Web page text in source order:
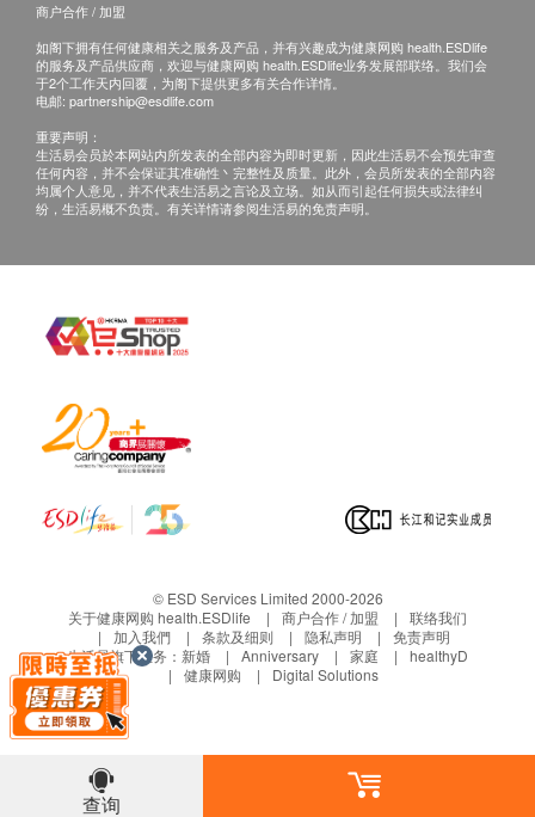
适用于NEX Sparkling One 气泡水/梳打水机
不锈钢材质
225.9g
如破损不可使用
建议开始使用12个月后更换新的
于签收前，客户不能拆开包装盒验货。速递员会于客
户签收后离开，未能等待开机试用。
如收件人未能亲自签收，可委托他人签收。
签收后，如商品出现质量问题，如功能性故障。请您
即时联系香港洁净水有限公司客户服务中心，电话
34660000。
所有于香港洁净水有限公司购买之货品，不论是香港
保用日期为收货 / 取货 / 安装日期开始计算，客户
无需登记。
NEX 电解水机产品
电解版保养: 10年
电解板如完全未能进行酸碱值调整(利用测试剂)或
完全不能制造活性氢(ORP), 则属电解版失效, 本公
司会提供维修。
电解板维修, 客户需自携至本公司维修中心处理。
如需专人上门收机、拆机或送货、重装费用, 收费
为每次$450。
香港洁净水有限公司提供NEX 电解水机, 续期全机
查询
商户合作 / 加盟
如阁下拥有任何健康相关之服务及产品，并有兴趣成为健康网购 health.ESDlife
的服务及产品供应商，欢迎与健康网购 health.ESDlife业务发展部联络。我们会
于2个工作天内回覆，为阁下提供更多有关合作详情。
电邮: partnership@esdlife.com
重要声明：
生活易会员於本网站内所发表的全部内容为即时更新，因此生活易不会预先审查
任何内容，并不会保证其准确性丶完整性及质量。此外，会员所发表的全部内容
均属个人意见，并不代表生活易之言论及立场。如从而引起任何损失或法律纠
纷，生活易概不负责。有关详情请参阅生活易的免责声明。
© ESD Services Limited 2000-2026
关于健康网购 health.ESDlife
商户合作 / 加盟
联络我们
加入我們
条款及细则 隐私声明
免责声明
生活易旗下业务： 新婚 Anniversary 家庭
healthyD
健康网购
Digital Solutions